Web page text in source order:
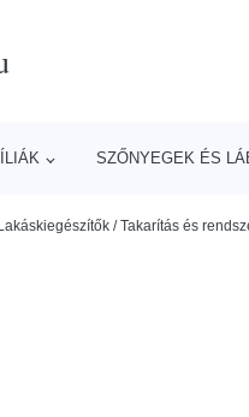
SZŐNYEGEK ÉS
Lakáskiegészítők /Takarítás és